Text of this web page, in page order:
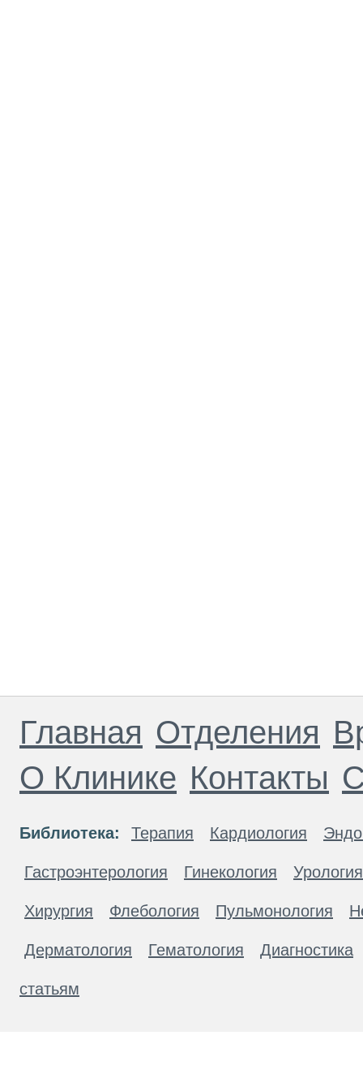
Главная Отделения
О Клинике Контакты
Библиотека: Терапия Кардиология
Гастроэнтерология Гинекология Урология
Хирургия Флебология Пульмонология
Дерматология Гематология Диагностика
статьям